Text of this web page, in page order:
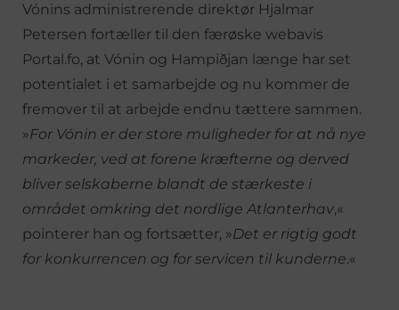
Vónins administrerende direktør Hjalmar
Petersen fortæller til den færøske webavis
Portal.fo, at Vónin og Hampiðjan længe har set
potentialet i et samarbejde og nu kommer de
fremover til at arbejde endnu tættere sammen.
»For Vónin er der store muligheder for at nå nye
markeder, ved at forene kræfterne og derved
bliver selskaberne blandt de stærkeste i
området omkring det nordlige Atlanterhav,«
pointerer han og fortsætter, »Det er rigtig godt
for konkurrencen og for servicen til kunderne.«